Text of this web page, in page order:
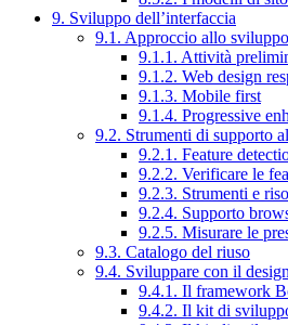
9. Sviluppo dell’interfaccia
9.1. Approccio allo sviluppo
9.1.1. Attività
9.1.2. Web design
9.1.3. Mobile first
9.1.4. Progressive
9.2. Strumenti di supporto
9.2.1. Feature
9.2.2. Verificare le
9.2.3. Strumenti e
9.2.4. Supporto
9.2.5. Misurare le
9.3. Catalogo del riuso
9.4. Sviluppare con il
9.4.1. Il framework
9.4.2. Il kit di